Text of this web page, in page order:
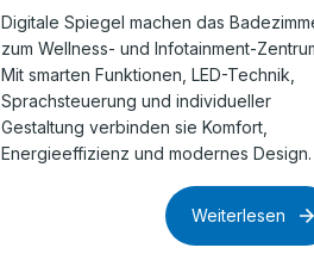
Digitale Spiegel machen das
zum Wellness- und Infotainment-
Mit smarten Funktionen, LED-Technik,
Sprachsteuerung und individueller
Gestaltung verbinden sie Komfort,
Energieeffizienz und modernes Design.
Weiterlesen